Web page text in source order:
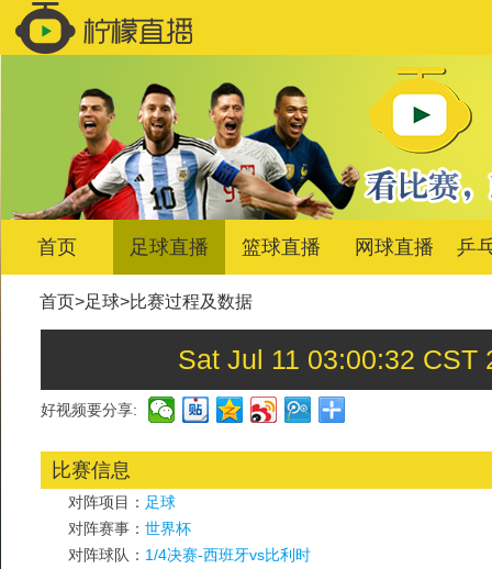
首页 足球直播 篮球直播 网球直播 乒
首页>足球>比赛过程及数据
Sat Jul 11 03:00:32
好视频要分享:
比赛信息
对阵项目： 足球
对阵赛事： 世界杯
对阵球队： 1/4决赛-西班牙vs比利时